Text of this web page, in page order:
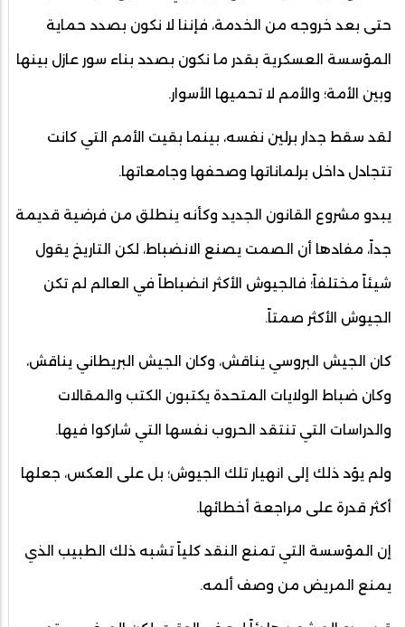
حتى بعد خروجه من الخدمة، فإننا لا نكون بصدد حماية
المؤسسة العسكرية بقدر ما نكون بصدد بناء سور عازل بينها
وبين الأمة؛ والأمم لا تحميها الأسوار.
لقد سقط جدار برلين نفسه، بينما بقيت الأمم التي كانت
تتجادل داخل برلماناتها وصحفها وجامعاتها.
يبدو مشروع القانون الجديد وكأنه ينطلق من فرضية قديمة
جداً، مفادها أن الصمت يصنع الانضباط، لكن التاريخ يقول
شيئاً مختلفاً؛ فالجيوش الأكثر انضباطاً في العالم لم تكن
الجيوش الأكثر صمتاً.
كان الجيش البروسي يناقش، وكان الجيش البريطاني يناقش،
وكان ضباط الولايات المتحدة يكتبون الكتب والمقالات
والدراسات التي تنتقد الحروب نفسها التي شاركوا فيها.
ولم يؤد ذلك إلى انهيار تلك الجيوش؛ بل على العكس، جعلها
أكثر قدرة على مراجعة أخطائها.
إن المؤسسة التي تمنع النقد كلياً تشبه ذلك الطبيب الذي
يمنع المريض من وصف ألمه.